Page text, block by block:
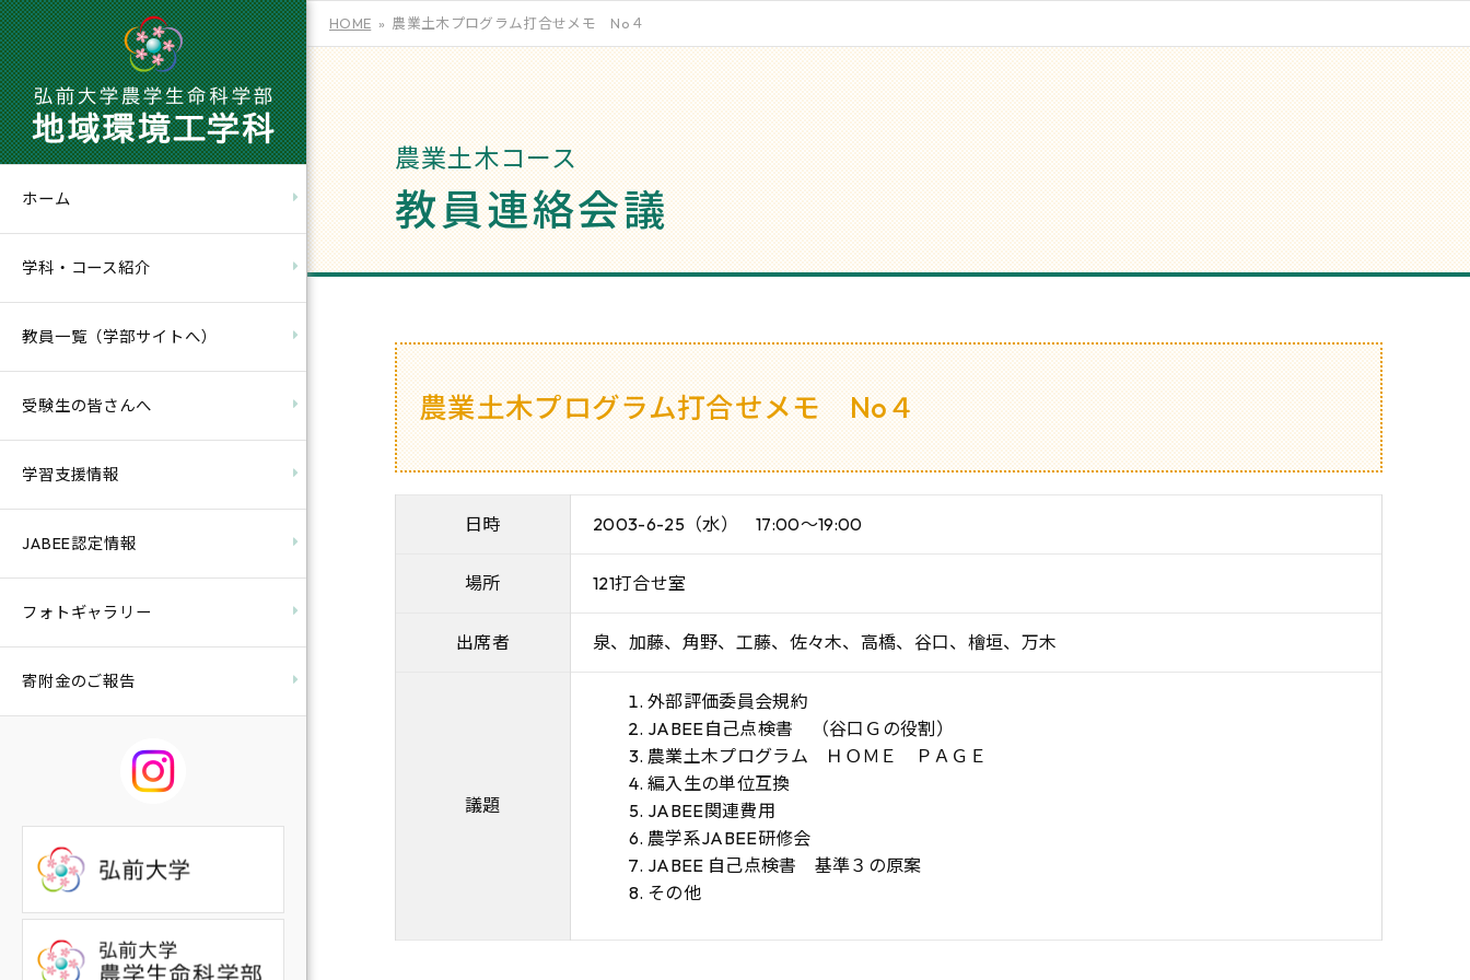
ホーム
学科・コース紹介
教員一覧（学部サイトへ）
受験生の皆さんへ
学習支援情報
JABEE認定情報
フォトギャラリー
寄附金のご報告
HOME 農業土木プログラム打合せメモ No４
農業土木コース
教員連絡会議
農業土木プログラム打合せメモ No４
日時 2003-6-25（水） 17:00～19:00
場所 121打合せ室
出席者 泉、加藤、角野、工藤、佐々木、高橋、谷口、檜垣、万木
議題
外部評価委員会規約
JABEE自己点検書 （谷口Ｇの役割）
農業土木プログラム ＨＯＭＥ ＰＡＧＥ
編入生の単位互換
JABEE関連費用
農学系JABEE研修会
JABEE 自己点検書 基準３の原案
その他